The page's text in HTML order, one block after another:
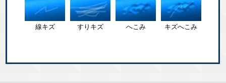
線キズ すりキズ へこみ キズへこみ